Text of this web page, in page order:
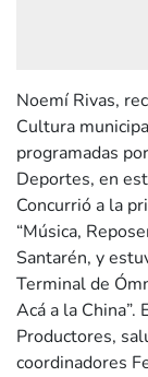
Noemí Rivas,
Cultura
programadas
Deportes, en
Concurrió a la
“Música,
Santarén, y
Terminal de
Acá a la
Productores,
coordinadores